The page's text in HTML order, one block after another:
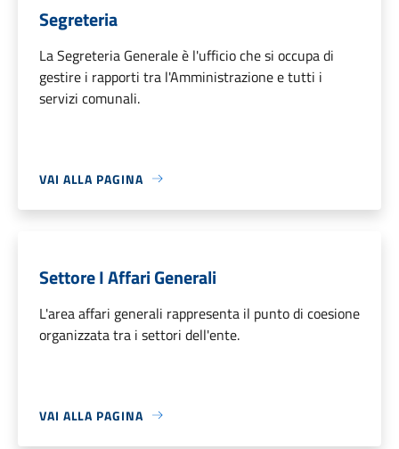
Segreteria
La Segreteria Generale è l'ufficio che si occupa di
gestire i rapporti tra l'Amministrazione e tutti i
servizi comunali.
VAI ALLA PAGINA
Settore I Affari Generali
L'area affari generali rappresenta il punto di coesione
organizzata tra i settori dell'ente.
VAI ALLA PAGINA